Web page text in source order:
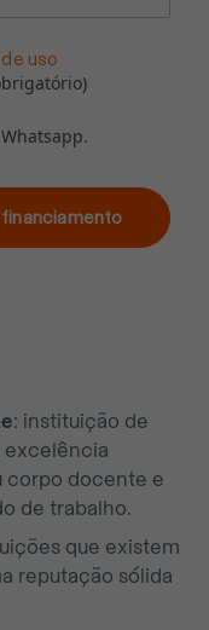
uso
financiamento
: instituição de
excelência
corpo docente e
de trabalho.
que existem
reputação sólida